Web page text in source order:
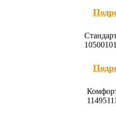
10500
11495